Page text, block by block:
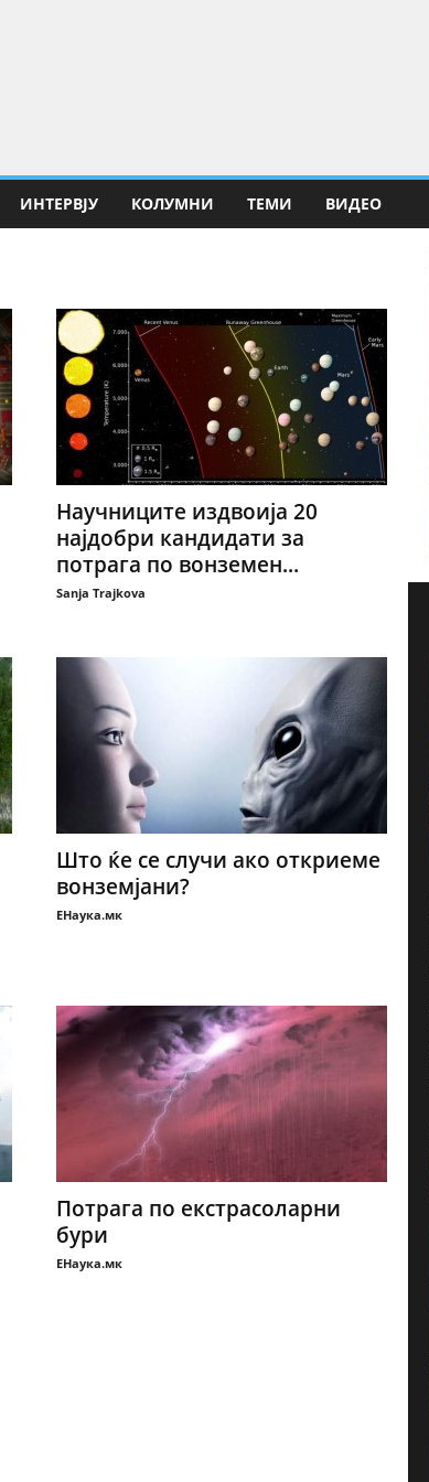
ИНТЕРВЈУ КОЛУМНИ ТЕМИ ВИДЕО
Научниците издвоија 20
најдобри кандидати за
потрага по вонземен...
Sanja Trajkova
Што ќе се случи ако откриеме
вонземјани?
ЕНаука.мк
Потрага по екстрасоларни
бури
ЕНаука.мк